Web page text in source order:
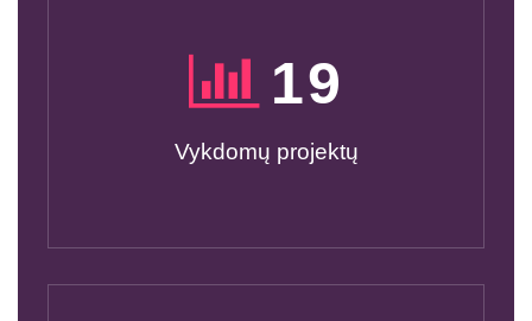
20
Vykdomų projektų